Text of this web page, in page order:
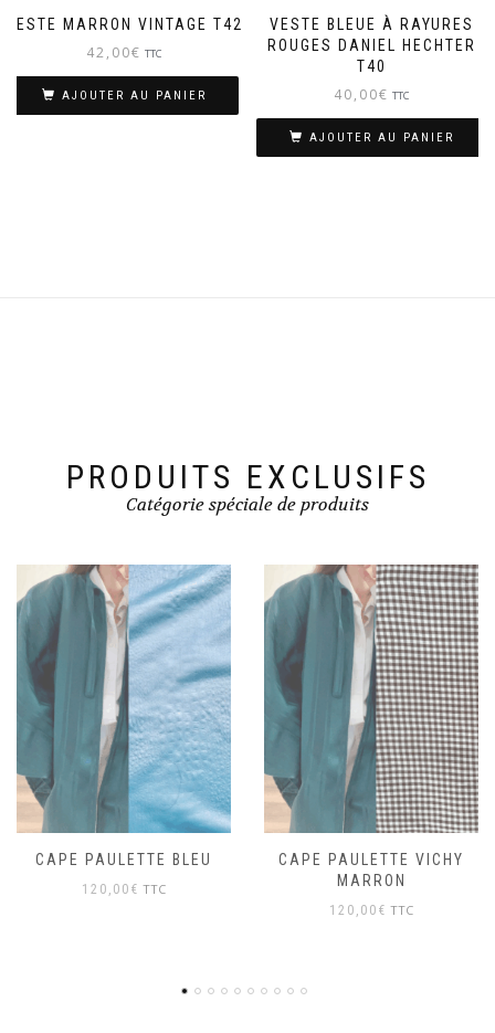
VESTE MARRON VINTAGE T42
42,00€ TTC
AJOUTER AU PANIER
VESTE BLEUE À RAYURES
ROUGES DANIEL HECHTER
T40
40,00€ TTC
AJOUTER AU PANIER
PRODUITS EXCLUSIFS
Catégorie spéciale de produits
CAPE PAULETTE VICHY
MARRON
CAPE PAULETTE VELOURS
120,00 € TTC